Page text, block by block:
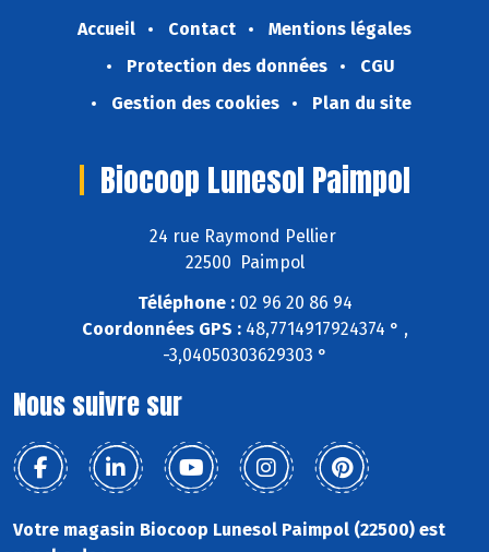
Accueil Contact
Mentions légales
Protection des données
CGU
Gestion des cookies
Plan du site
Biocoop Lunesol Paimpol
24 rue Raymond Pellier
22500 Paimpol
Téléphone :02 96 20 86 94
Coordonnées GPS :48,7714917924374 ° ,
-3,04050303629303 °
Nous suivre sur
Votre magasin Biocoop Lunesol Paimpol (22500) est